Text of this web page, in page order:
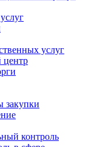
услуг
закупки
контроль